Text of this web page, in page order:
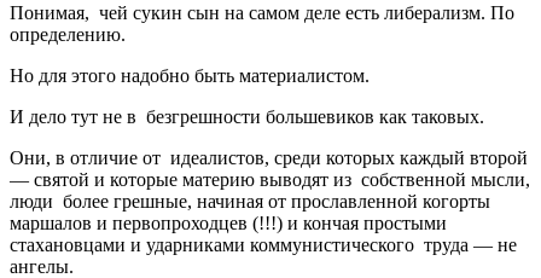
Понимая, чей сукин сын на самом деле есть либерализм. По
определению.
Но для этого надобно быть материалистом.
И дело тут не в безгрешности большевиков как таковых.
Они, в отличие от идеалистов, среди которых каждый второй
— святой и которые материю выводят из собственной мысли,
люди более грешные, начиная от прославленной когорты
маршалов и первопроходцев (!!!) и кончая простыми
стахановцами и ударниками коммунистического труда — не
ангелы.